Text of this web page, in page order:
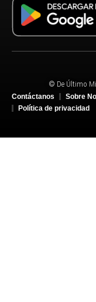
© De Último
Contáctanos
Sobre
Política de privacidad